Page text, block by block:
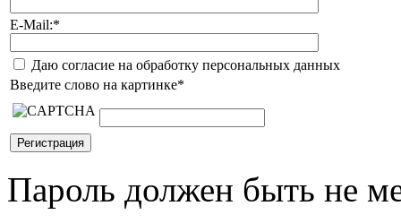
E-Mail:*
Даю согласие на обработку персональных данных
Введите слово на картинке*
Пароль должен быть не